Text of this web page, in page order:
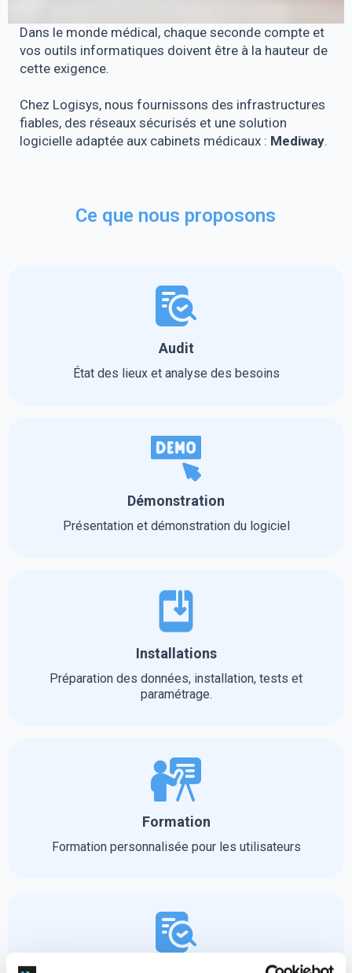
Dans le monde médical, chaque seconde compte et
vos outils informatiques doivent être à la hauteur de
cette exigence.
Chez Logisys, nous fournissons des infrastructures
fiables, des réseaux sécurisés et une solution
logicielle adaptée aux cabinets médicaux : Mediway.
Ce que nous proposons
Audit
État des lieux et analyse des besoins
Démonstration
Présentation et démonstration du logiciel
Installations
Préparation des données, installation, tests et
paramétrage.
Formation
Formation personnalisée pour les utilisateurs